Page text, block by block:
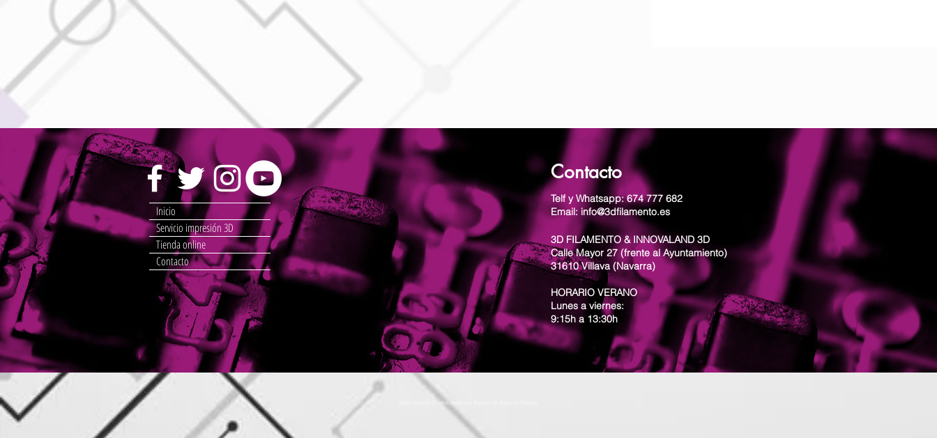
3D FILAMENTO & INNOVALAND 3D
Calle Mayor 27 (frente al Ayuntamiento)
31610 Villava (Navarra)
HORARIO VERANO
Lunes a viernes:
9:15h a 13:30h
Telf y Whatsapp: 674 777 682
Email: info@3dfilamento.es
Contacto
Inicio
Servicio impresión 3D
Tienda online
Contacto
Robot, impresión 3D, robótica educativa, filamento 3D, Arduino en Pamplona